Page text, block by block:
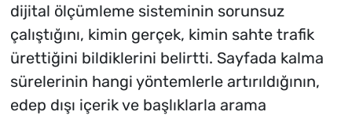
dijital ölçümleme sisteminin sorunsuz
çalıştığını, kimin gerçek, kimin sahte trafik
ürettiğini bildiklerini belirtti. Sayfada kalma
sürelerinin hangi yöntemlerle artırıldığının,
edep dışı içerik ve başlıklarla arama